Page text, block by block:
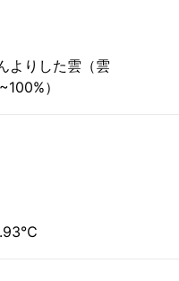
よりした雲（雲
）